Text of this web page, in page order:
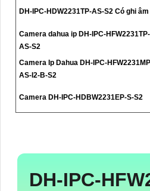
DH-IPC-HDW2231TP-AS-S2 Có ghi âm
Camera dahua ip DH-IPC-HFW2231TP-
AS-S2
Camera Ip Dahua DH-IPC-
AS-I2-B-S2
Camera DH-IPC-HDBW2231EP-S-S2
DH-IPC-